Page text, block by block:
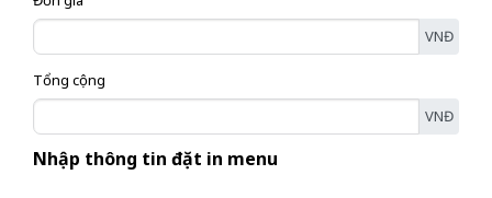
VNĐ
Tổng cộng
VNĐ
Nhập thông tin đặt in menu